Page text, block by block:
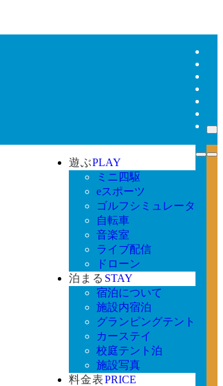
遊ぶPLAY
ミニ四駆
eスポーツ
ゴルフシミュレータ
自転車
音楽室
ライブ配信
ドローン
泊まる STAY
宿泊について
施設内宿泊
グランピングテント
カーステイ
校庭テント泊
施設写真
料金表PRICE